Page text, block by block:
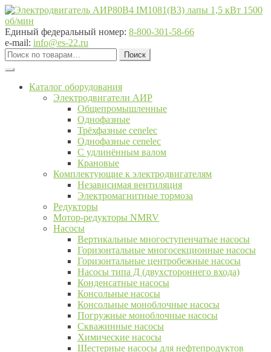
Перейти
к
навигации
Перейти
к
содержимому
Единый федеральный номер: 8-800-301-58-66
e-mail: info@es-22.ru
Искать:
Поиск
Каталог оборудования
Электродвигатели АИР
Общепромышленные
Однофазные
Трёхфазные cenelec
Однофазные cenelec
С удлинённым валом
Крановые
Комплектующие к электродвигателям
Независимая вентиляция
Электромагнитные тормоза
Редукторы
Мотор-редукторы NMRV
Насосы
Вертикальные многоступенчатые насосы
Горизонтальные многосекционные насосы
Горизонтальные центробежные насосы
Насосы типа Д (двухстороннего входа)
Конденсатные насосы
Консольные насосы
Консольные моноблочные насосы
Погружные моноблочные насосы
Скважинные насосы
Химические насосы
Шестерные насосы для нефтепродуктов